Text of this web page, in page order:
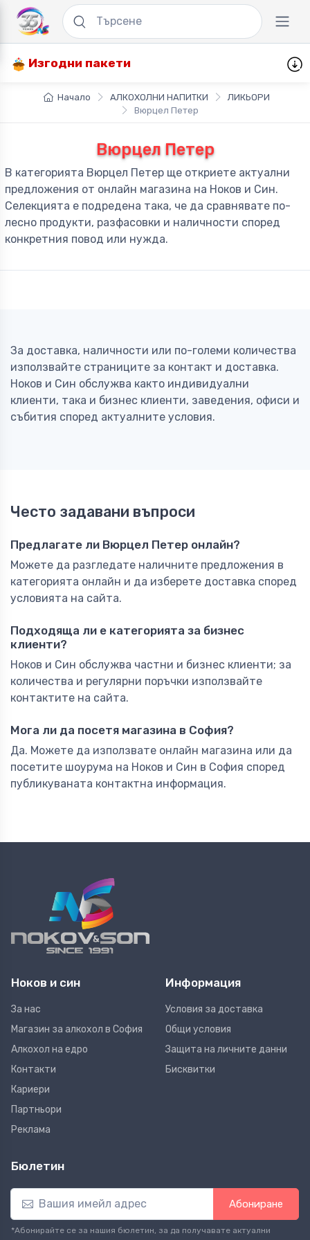
Изгодни пакети
Начало АЛКОХОЛНИ НАПИТКИ
ЛИКЬОРИ
Вюрцел Петер
Вюрцел Петер
В категорията Вюрцел Петер ще откриете актуални
предложения от онлайн магазина на Ноков и Син.
Селекцията е подредена така, че да сравнявате по-
лесно продукти, разфасовки и наличности според
конкретния повод или нужда.
За доставка, наличности или по-големи количества
използвайте страниците за контакт и доставка.
Ноков и Син обслужва както индивидуални
клиенти, така и бизнес клиенти, заведения, офиси и
събития според актуалните условия.
Често задавани въпроси
Предлагате ли Вюрцел Петер онлайн?
Можете да разгледате наличните предложения в
категорията онлайн и да изберете доставка според
условията на сайта.
Подходяща ли е категорията за бизнес
клиенти?
Ноков и Син обслужва частни и бизнес клиенти; за
количества и регулярни поръчки използвайте
контактите на сайта.
Мога ли да посетя магазина в София?
Да. Можете да използвате онлайн магазина или да
посетите шоурума на Ноков и Син в София според
публикуваната контактна информация.
Ноков и син
За нас
Магазин за алкохол в София
Алкохол на едро
Контакти
Кариери
Партньори
Реклама
Информация
Условия за доставка
Общи условия
Защита на личните данни
Бисквитки
Бюлетин
Абониране
*Абонирайте се за нашия бюлетин, за да получавате актуални